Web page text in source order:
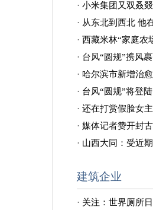
· 小米集团又双叒叕回
· 从东北到西北 他在“
· 西藏米林“家庭农场”
· 台风“圆规”携风裹雨来
· 哈尔滨市新增治愈出
· 台风“圆规”将登
· 还在打赏假脸女
· 媒体记者赞开封古城墙
· 山西大同：受近期
建筑企业
· 关注：世界厕所